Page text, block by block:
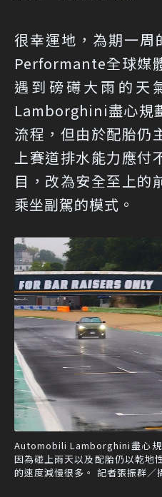
很幸運地，為期一
Performante全球媒
遇到磅礡大雨的天
Lamborghini盡心規
流程，但由於配胎仍
上賽道排水能力應付
目，改為安全至上的
乘坐副駕的模式。
Automobili Lamborghini盡心規
因為碰上雨天以及配胎仍以乾地
的速度減慢很多。 記者張振群／